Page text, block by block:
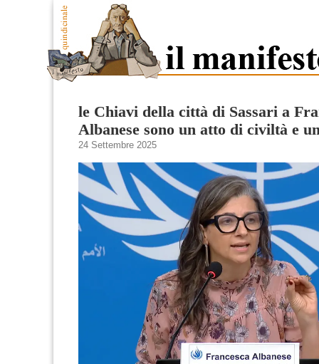
le Chiavi della città di Sassari a
Albanese sono un atto di civiltà e
24 Settembre 2025